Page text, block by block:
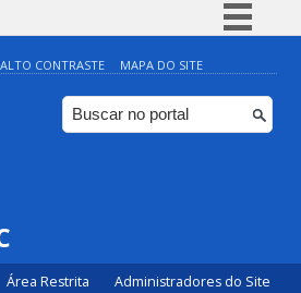
Simplifique!
Comunica BR
Participe
ALTO CONTRASTE MAPA DO SITE
Área Restrita Administradores do Site